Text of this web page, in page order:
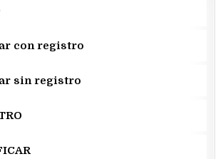
con registro
sin registro